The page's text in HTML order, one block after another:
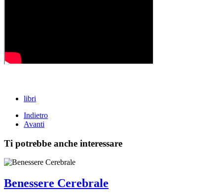
libri
Indietro
Avanti
Ti potrebbe anche interessare
Benessere Cerebrale